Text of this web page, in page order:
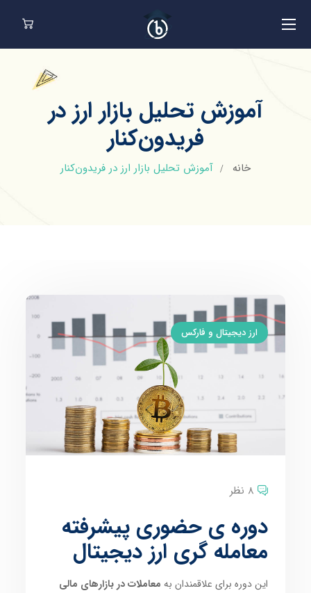
آموزش تحلیل بازار ارز در
فریدون‌کنار
خانه آموزش تحلیل بازار ارز در فریدون‌کنار
ارز دیجیتال و فارکس
8 نظر
دوره ی حضوری پیشرفته
معامله گری ارز دیجیتال
این دوره برای علاقمندان به معاملات در بازارهای مالی